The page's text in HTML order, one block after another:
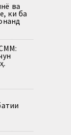
ва
ки ба